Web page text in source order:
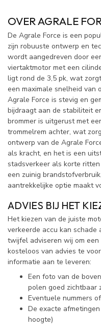
OVER AGRALE
De Agrale Force is een
zijn robuuste ontwerp en
wordt aangedreven door
viertaktmotor met een
ligt rond de 3,5 pk, wat
een maximale snelheid van
Agrale Force is stevig en
bijdraagt aan de stabiliteit
brommer is uitgerust met
trommelrem achter, wat
ontwerp van de Agrale
als kracht, en het is een
stadsverkeer als korte
een zuinig
aantrekkelijke optie maakt
ADVIES BIJ HET
Het kiezen van de juiste
verkeerde accu kan schade
twijfel adviseren wij om
kosteloos van advies te
informatie aan te leveren:
Een foto van de
polen goed zichtbaar
Eventuele nummers
De exacte
hoogte)